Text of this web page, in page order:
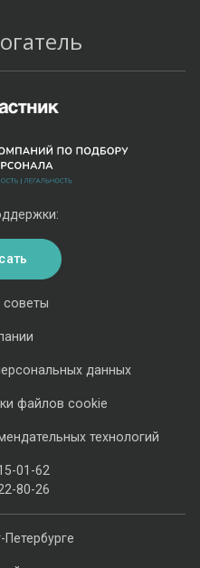
Петербурге
советы
данных
файлов cookie
технологий
01-62
80-26